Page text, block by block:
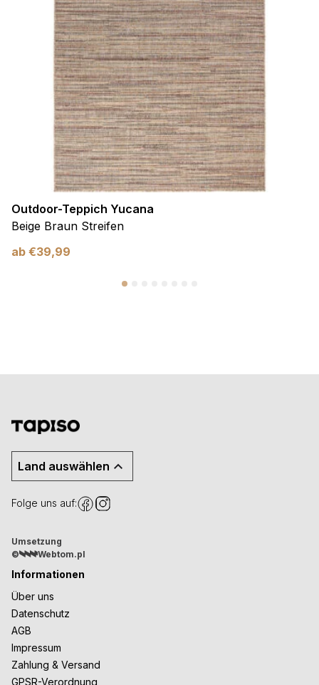
Outdoor-Teppich Yucana
Beige Braun Streifen
ab €39,99
Land auswählen
Folge uns auf:
Umsetzung
©
Webtom.pl
Informationen
Über uns
Datenschutz
AGB
Impressum
Zahlung & Versand
GPSR-Verordnung